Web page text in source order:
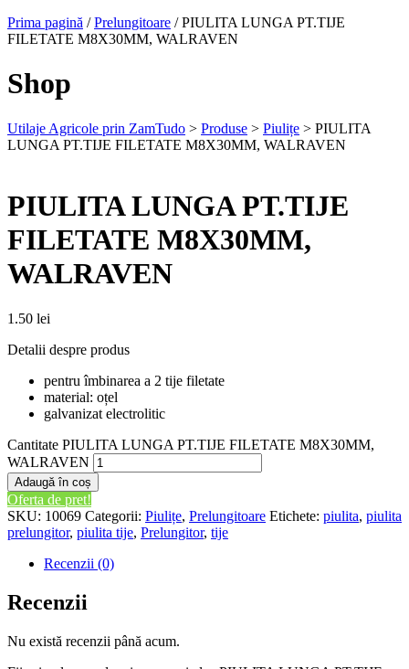
Prima pagină /Prelungitoare / PIULITA LUNGA PT.TIJE
FILETATE M8X30MM, WALRAVEN
Shop
Utilaje Agricole prin ZamTudo > Produse > Piulițe > PIULITA
LUNGA PT.TIJE FILETATE M8X30MM, WALRAVEN
PIULITA LUNGA PT.TIJE
FILETATE M8X30MM,
WALRAVEN
1.50 lei
Detalii despre produs
pentru îmbinarea a 2 tije filetate
material: oțel
galvanizat electrolitic
Cantitate PIULITA LUNGA PT.TIJE FILETATE M8X30MM,
WALRAVEN
Adaugă în coș
Oferta de pret!
SKU: 10069 Categorii: Piulițe, Prelungitoare Etichete: piulita, piulita
prelungitor, piulita tije, Prelungitor, tije
Recenzii (0)
Recenzii
Nu există recenzii până acum.